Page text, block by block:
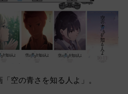
空の青さを知る人よ」。